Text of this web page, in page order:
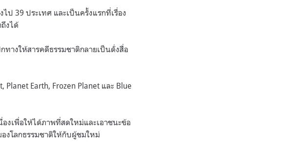
ป 39 ประเทศ และเป็นครั้งแรกที่เรื่อง
งได้
ทางให้สารคดีธรรมชาติกลายเป็นดั่งสื่อ
Earth, Frozen Planet และ Blue
งเพื่อให้ได้ภาพที่สดใหม่และเอาชนะข้อ
งโลกธรรมชาติให้กับผู้ชมใหม่